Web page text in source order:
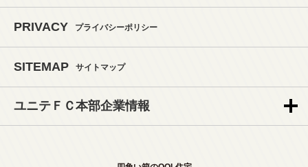
PRIVACY プライバシーポリシー
SITEMAP サイトマップ
ユニテＦＣ本部企業情報